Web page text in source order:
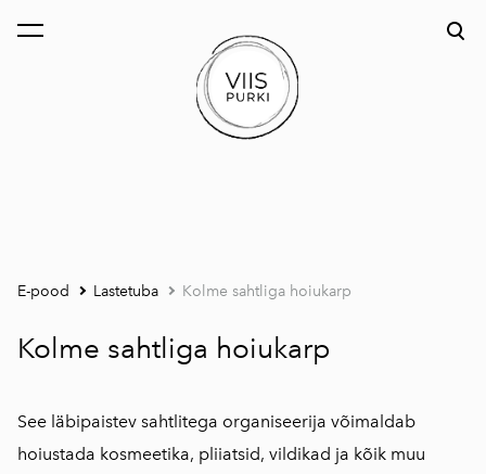
lisati ostukorvi. Vaata ostukorvi
E-pood Lastetuba Kolme sahtliga hoiukarp
Kolme sahtliga hoiukarp
See läbipaistev sahtlitega organiseerija võimaldab
hoiustada kosmeetika, pliiatsid, vildikad ja kõik muu